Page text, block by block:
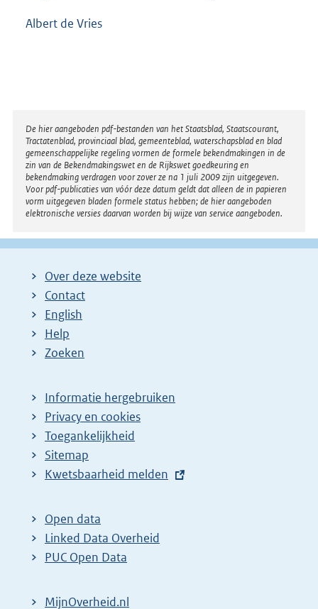
Albert de Vries
Disclaimer
De hier aangeboden pdf-bestanden van het Staatsblad, Staatscourant,
Tractatenblad, provinciaal blad, gemeenteblad, waterschapsblad en blad
gemeenschappelijke regeling vormen de formele bekendmakingen in de
zin van de Bekendmakingswet en de Rijkswet goedkeuring en
bekendmaking verdragen voor zover ze na 1 juli 2009 zijn uitgegeven.
Voor pdf-publicaties van vóór deze datum geldt dat alleen de in papieren
vorm uitgegeven bladen formele status hebben; de hier aangeboden
elektronische versies daarvan worden bij wijze van service aangeboden.
Over deze website
Contact
English
Help
Zoeken
Informatie hergebruiken
Privacy en cookies
Toegankelijkheid
Sitemap
E
t
e
r
Kwetsbaarheid melden
Open data
Linked Data Overheid
PUC Open Data
MijnOverheid.nl